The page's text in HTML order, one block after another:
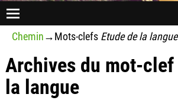
Chemin→Mots-clefs Etude de la langue
Archives du mot-clef
la langue